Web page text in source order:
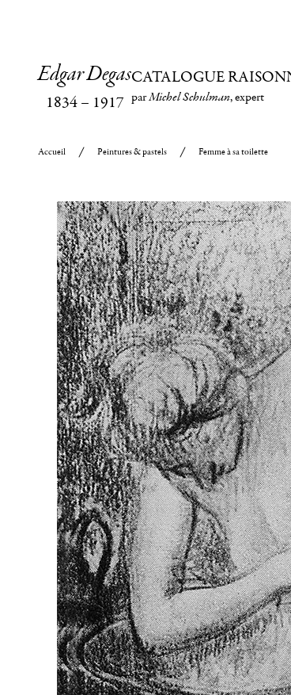
Edgar Degas
1834– 1917
CATALOGUE
parMichel Schulman, expert
Accueil Peintures & pastels Femme à sa toilette